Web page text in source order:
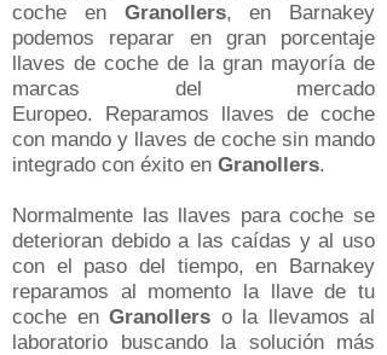
coche en Granollers, en Barnakey
podemos reparar en gran porcentaje
llaves de coche de la gran mayoría de
marcas del mercado
Europeo. Reparamos llaves de coche
con mando y llaves de coche sin mando
integrado con éxito en Granollers.
Normalmente las llaves para coche se
deterioran debido a las caídas y al uso
con el paso del tiempo, en Barnakey
reparamos al momento la llave de tu
coche en Granollers o la llevamos al
laboratorio buscando la solución más